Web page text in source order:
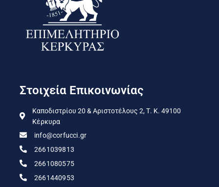
Στοιχεία Επικοινωνίας
Καποδιστρίου 20 & Αριστοτέλους 2, Τ. Κ. 49100
Κέρκυρα
info@corfucci.gr
2661039813
2661080575
2661440953